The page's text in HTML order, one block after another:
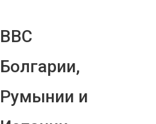
ВВС
Болгарии,
Румынии и